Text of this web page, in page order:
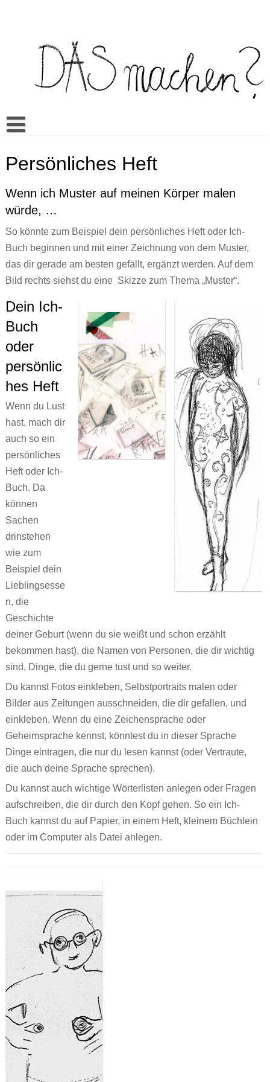
Video Bilderbuch
Multilingua
Doing it? Doing what?
ŞEY yapmak?
TO raditi?
Про ЭТО. Про ЧТО?
العربية
Unterrichtsmaterialien
Es kann sein…
Spiel
Memory
Klassenwörterbuch
Mandos Kleiderkasten
Cansus Frage
Ronnies Auskunft
Jonas‘ Wollhaut
Renis erste Regel
Schwierige Wörterliste
Persönliches Heft
Comic
Briefkasten
Versprecher
Aufgeklärt
PS:
Warum Das machen?
Sexualerziehung
Rezensionen
Mehr
Ein bisschen wie du // A little like you
Alles gut
Jenny, sieben
Wenn ich groß bin, will ich FRAUlenzen
Die Stadt war nie wach
Atalanta Läufer_in
Theaterstücke Lilly Axster
Bildergalerie Christine Aebi
„Teaching gender?“
Artikel & sonstige Texte
Links
Aktuell
Veranstaltungen
Über uns
Kontakt
Persönliches Heft
Wenn ich Muster auf meinen Körper malen
würde, …
So könnte zum Beispiel dein persönliches Heft oder Ich-
Buch beginnen und mit einer Zeichnung von dem Muster,
das dir gerade am besten gefällt, ergänzt werden. Auf dem
Bild rechts siehst du eine Skizze zum Thema „Muster“.
Dein Ich-
Buch
oder
persönlic
hes Heft
Wenn du Lust
hast, mach dir
auch so ein
persönliches
Heft oder Ich-
Buch. Da
können
Sachen
drinstehen
wie zum
Beispiel dein
Lieblingsesse
n, die
Geschichte
deiner Geburt (wenn du sie weißt und schon erzählt
bekommen hast), die Namen von Personen, die dir wichtig
sind, Dinge, die du gerne tust und so weiter.
Du kannst Fotos einkleben, Selbstportraits malen oder
Bilder aus Zeitungen ausschneiden, die dir gefallen, und
einkleben. Wenn du eine Zeichensprache oder
Geheimsprache kennst, könntest du in dieser Sprache
Dinge eintragen, die nur du lesen kannst (oder Vertraute,
die auch deine Sprache sprechen).
Du kannst auch wichtige Wörterlisten anlegen oder Fragen
aufschreiben, die dir durch den Kopf gehen. So ein Ich-
Buch kannst du auf Papier, in einem Heft, kleinem Büchlein
oder im Computer als Datei anlegen.